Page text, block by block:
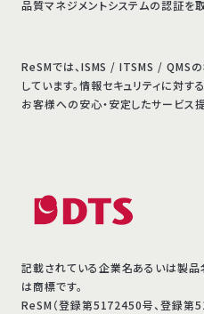
品質マネジメントシステムの認証を
ReSMでは、ISMS / ITSMS / QMS
しています。情報セキュリティに対
お客様への安心・安定したサービス
記載されている企業名あるいは製
は商標です。
ReSM（登録第5172450号、登録第